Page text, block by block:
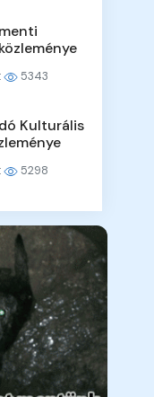
5343
Kulturális
5298